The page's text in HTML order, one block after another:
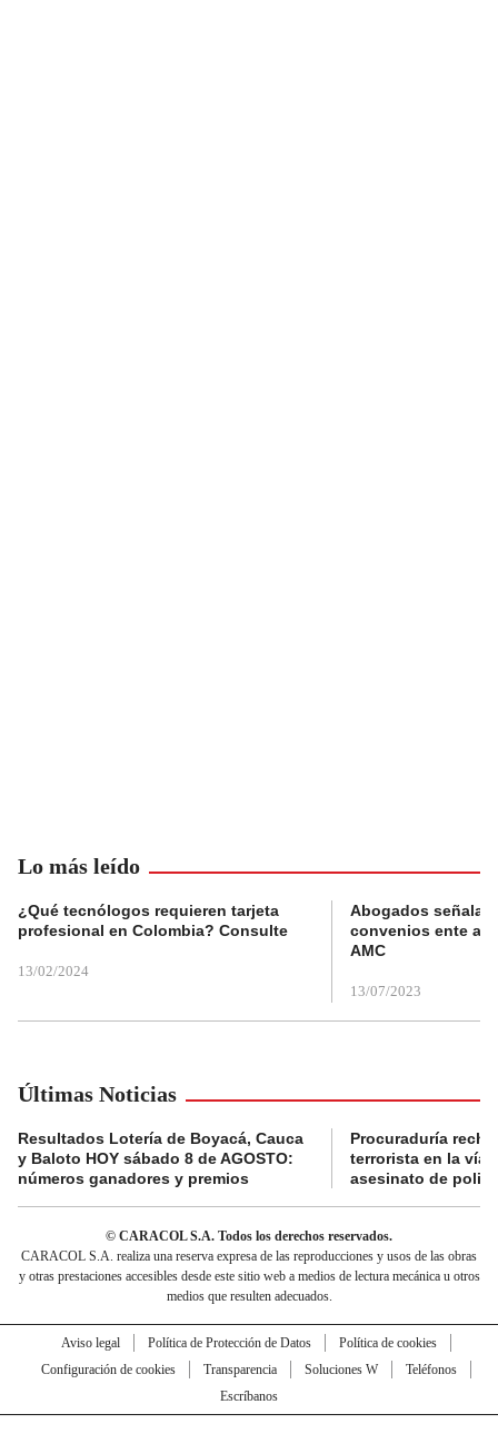
Lo más leído
¿Qué tecnólogos requieren tarjeta
profesional en Colombia? Consulte
13/02/2024
Abogados
convenios ente
AMC
13/07/2023
Últimas Noticias
Resultados Lotería de Boyacá, Cauca
y Baloto HOY sábado 8 de AGOSTO:
números ganadores y premios
Procuraduría
terrorista en la vía
asesinato de
© CARACOL S.A. Todos los derechos reservados.
CARACOL S.A. realiza una reserva expresa de las reproducciones y usos de las obras
y otras prestaciones accesibles desde este sitio web a medios de lectura mecánica u otros
medios que resulten adecuados.
Aviso legal Política de Protección de Datos
Política de cookies
Configuración de cookies
Transparencia Soluciones W
Teléfonos
Escríbanos